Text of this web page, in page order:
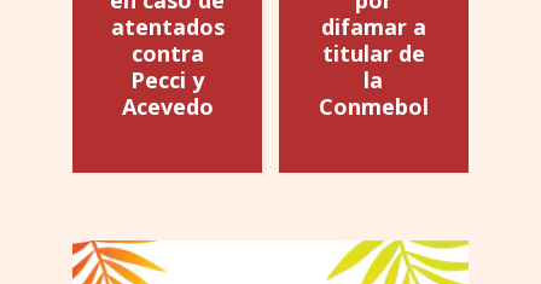
atentados
contra
Pecci y
Acevedo
difamar a
titular de
la
Conmebol